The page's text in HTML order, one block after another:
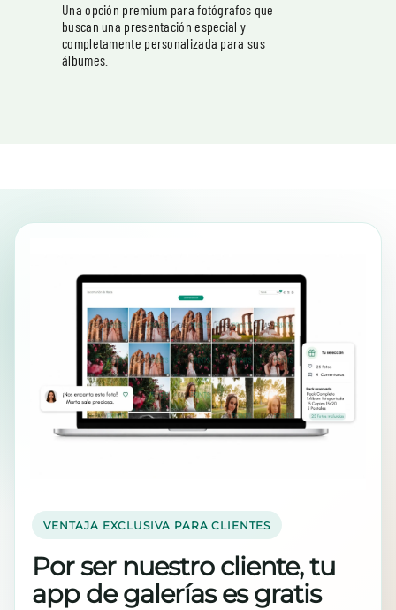
Una opción premium para fotógrafos que
buscan una presentación especial y
completamente personalizada para sus
álbumes.
VENTAJA EXCLUSIVA PARA CLIENTES
Por ser nuestro cliente, tu
app de galerías es gratis